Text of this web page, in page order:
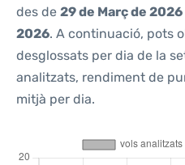
des de 29 de Març de 2026
2026. A continuació, pots
desglossats per dia de la
analitzats, rendiment de
mitjà per dia.